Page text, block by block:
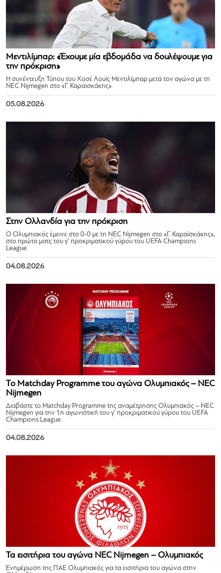
Μεντιλίμπαρ: «Έχουμε μία εβδομάδα να δουλέψουμε για
την πρόκριση»
Η συνέντευξη Τύπου του Χοσέ Λουίς Μεντιλίμπαρ μετά τον αγώνα με τη
NEC Nijmegen στο «Γ. Καραϊσκάκης».
05.08.2026
Στην Ολλανδία για την πρόκριση
Ο Ολυμπιακός έμεινε στο 0-0 με τη NEC Nijmegen στο «Γ. Καραϊσκάκης»,
στο πρώτο ματς του γ’ προκριματικού γύρου του UEFA Champions
League.
04.08.2026
Το Matchday Programme του αγώνα Ολυμπιακός – NEC
Nijmegen
Διαβάστε το Matchday Programme της αναμέτρησης Ολυμπιακός – NEC
Nijmegen για την 1η αγωνιστική του γ’ προκριματικού γύρου του UEFA
Champions League.
04.08.2026
Τα εισιτήρια του αγώνα NEC Nijmegen – Ολυμπιακός
Ενημέρωση της ΠΑΕ Ολυμπιακός για τα εισιτήρια του αγώνα στην